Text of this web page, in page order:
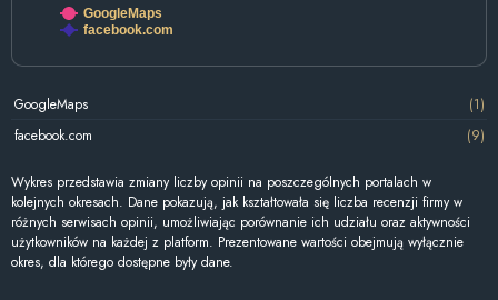
GoogleMaps
facebook.com
GoogleMaps
(1)
facebook.com
(9)
Wykres przedstawia zmiany liczby opinii na poszczególnych portalach w
kolejnych okresach. Dane pokazują, jak kształtowała się liczba recenzji firmy w
różnych serwisach opinii, umożliwiając porównanie ich udziału oraz aktywności
użytkowników na każdej z platform. Prezentowane wartości obejmują wyłącznie
okres, dla którego dostępne były dane.